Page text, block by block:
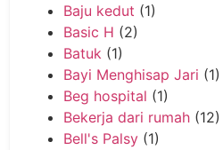
Baju kedut (1)
Basic H (2)
Batuk (1)
Bayi Menghisap Jari (1)
Beg hospital (1)
Bekerja dari rumah (12)
Bell's Palsy (1)